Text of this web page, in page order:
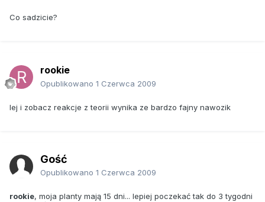
Co sadzicie?
rookie
Opublikowano 1 Czerwca 2009
lej i zobacz reakcje z teorii wynika ze bardzo fajny nawozik
Gość
Opublikowano 1 Czerwca 2009
rookie, moja planty mają 15 dni... lepiej poczekać tak do 3 tygodni